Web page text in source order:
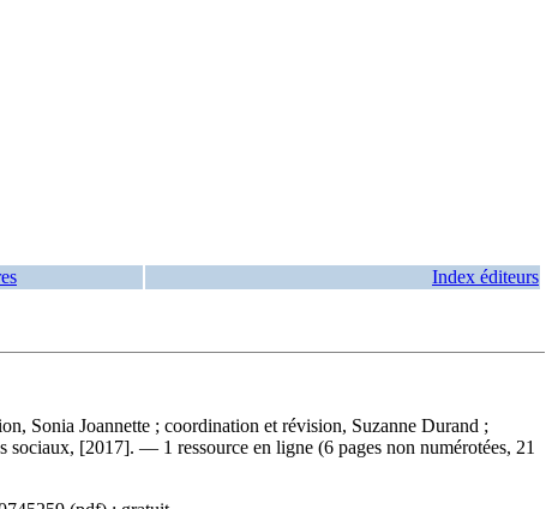
Index éditeurs
Sonia Joannette ; coordination et révision, Suzanne Durand ;
[2017]. — 1 ressource en ligne (6 pages non numérotées, 21